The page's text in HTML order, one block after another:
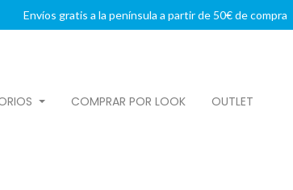
Envíos gratis a la península a partir de 50€ de compra
COMPRAR POR LOOK OUTLET